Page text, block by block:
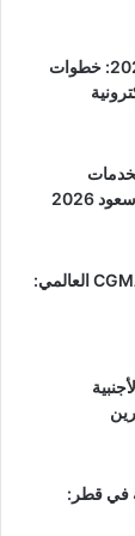
خدمة بياناتي المطورة عبر أبشر 2026: خطوات
2026
جامعة عجمان تحصل على اعتماد CGMA العالمي:
الفنية في قطر: